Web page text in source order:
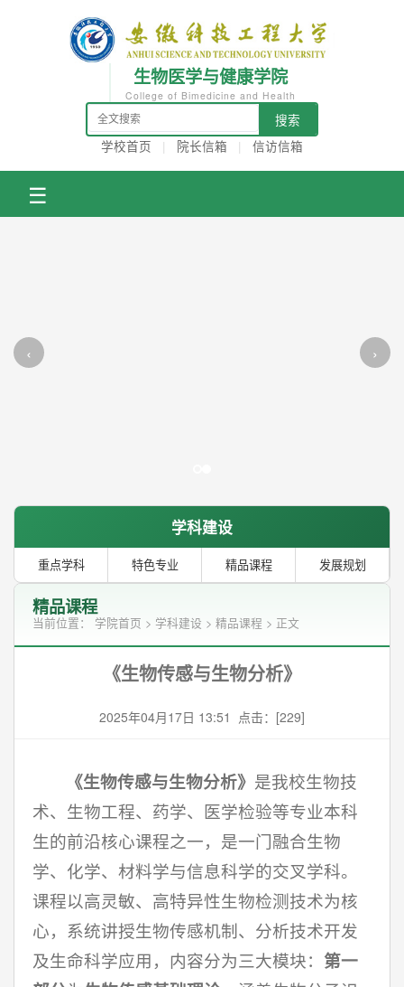
生物医学与健康学院
College of Bimedicine and Health
搜索
学校首页
| 院长信箱 | 信访信箱
☰
‹ ›
学科建设
重点学科 特色专业 精品课程 发展规划
精品课程
当前位置： 学院首页 > 学科建设 > 精品课程 > 正文
《生物传感与生物分析》
2025年04月17日 13:51 点击：[229]
《生物传感与生物分析》 是我校生物技
术、生物工程、药学、医学检验等专业本科
生的前沿核心课程之一，是一门融合生物
学、化学、材料学与信息科学的交叉学科。
课程以高灵敏、高特异性生物检测技术为核
心，系统讲授生物传感机制、分析技术开发
及生命科学应用，内容分为三大模块： 第一